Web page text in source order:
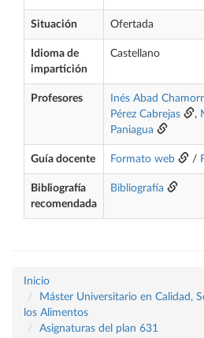
Situación Ofertada
Idioma de
impartición
Castellano
Profesores Inés Abad
Pérez Cabrejas
,
Paniagua
Guía docente Formato web /
Bibliografía
recomendada
Bibliografía
Inicio
Máster Universitario en Calidad,
los Alimentos
Asignaturas del plan 631